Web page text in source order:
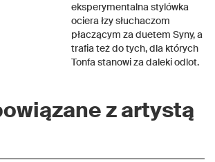
eksperymentalna stylówka
ociera łzy słuchaczom
płaczącym za duetem Syny, a
trafia też do tych, dla których
Tonfa stanowi za daleki odlot.
z artystą